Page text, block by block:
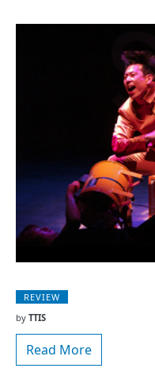
REVIEW
by TTIS
Read More